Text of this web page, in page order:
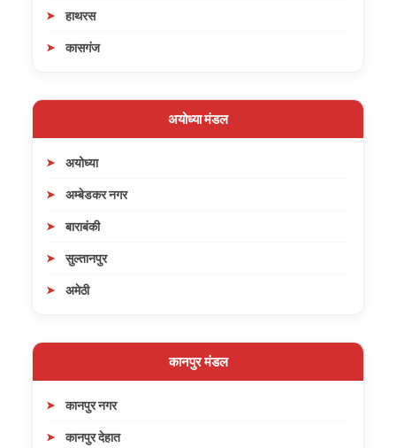
हाथरस
कासगंज
अयोध्या मंडल
अयोध्या
अम्बेडकर नगर
बाराबंकी
सुल्तानपुर
अमेठी
कानपुर मंडल
कानपुर नगर
कानपुर देहात